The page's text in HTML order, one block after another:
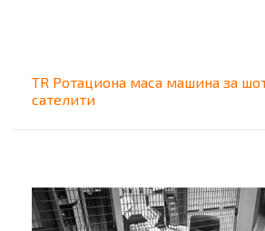
TR Ротациона маса машина за
сателити